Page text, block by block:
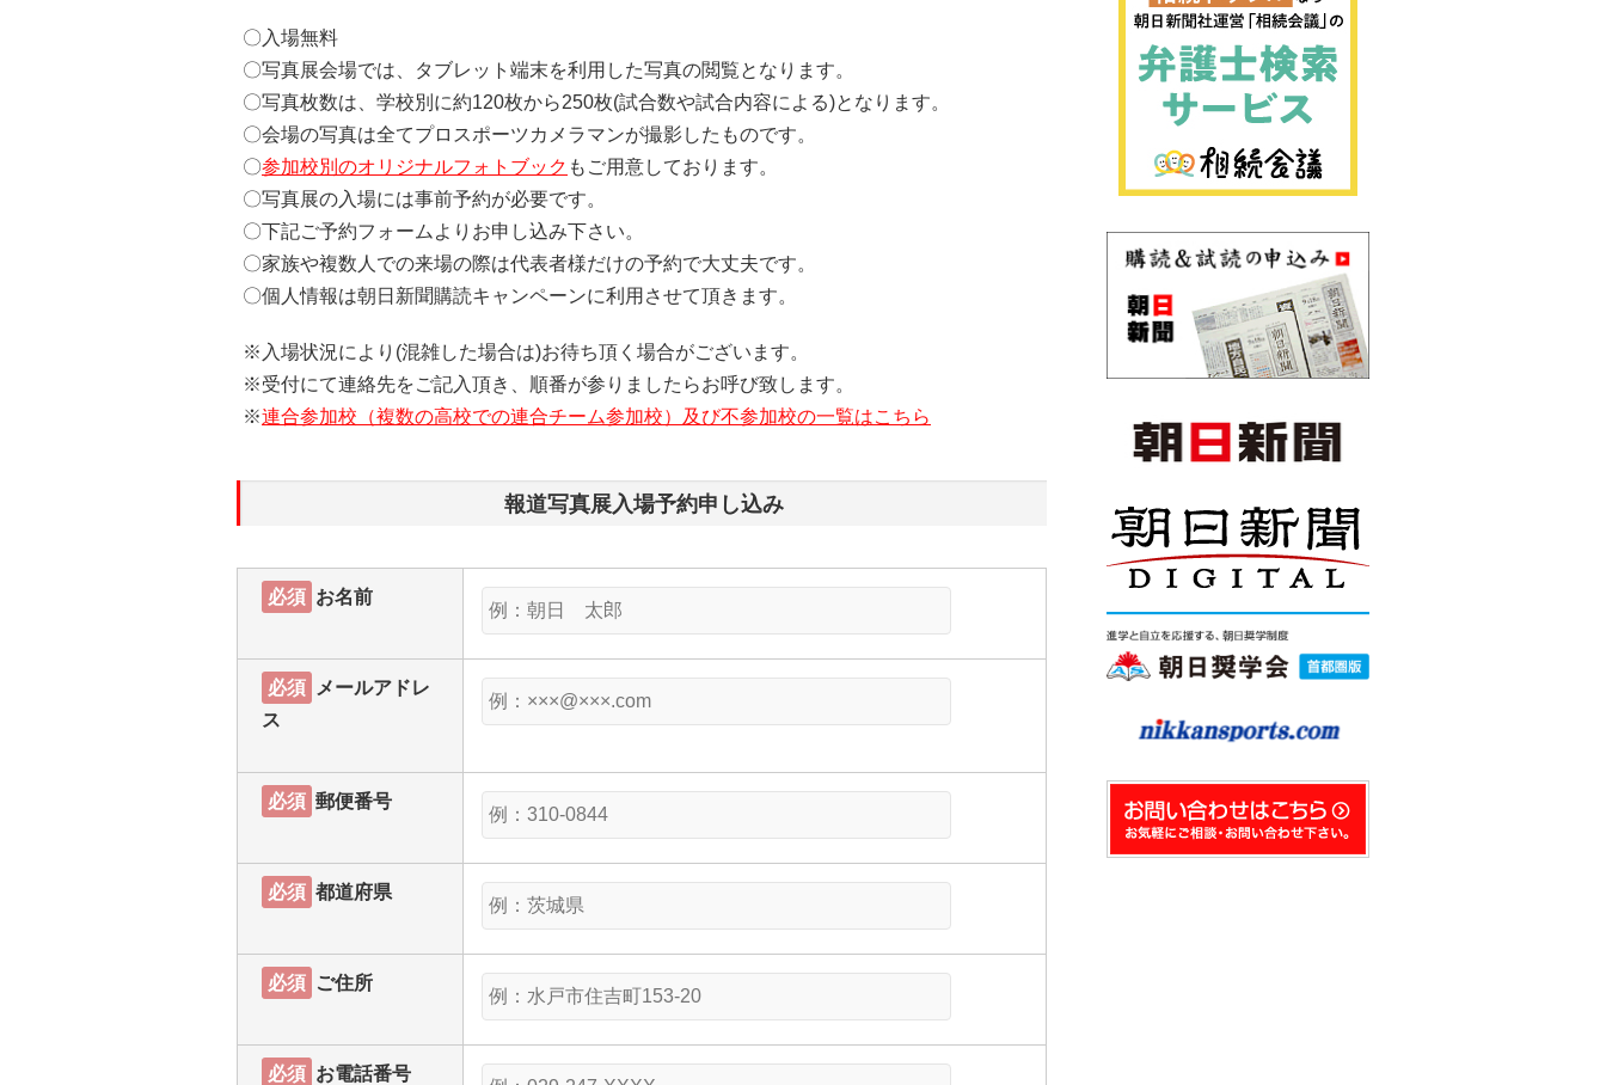
〇入場無料
〇写真展会場では、タブレット端末を利用した写真の閲覧となります。
〇写真枚数は、学校別に約120枚から250枚(試合数や試合内容による)となります。
〇会場の写真は全てプロスポーツカメラマンが撮影したものです。
〇参加校別のオリジナルフォトブック もご用意しております。
〇写真展の入場には事前予約が必要です。
〇下記ご予約フォームよりお申し込み下さい。
〇家族や複数人での来場の際は代表者様だけの予約で大丈夫です。
〇個人情報は朝日新聞購読キャンペーンに利用させて頂きます。
※入場状況により(混雑した場合は)お待ち頂く場合がございます。
※受付にて連絡先をご記入頂き、順番が参りましたらお呼び致します。
※連合参加校（複数の高校での連合チーム参加校）及び不参加校の一覧はこちら
報道写真展入場予約申し込み
必須 お名前
必須
メールアドレ
ス
必須 郵便番号
必須 都道府県
必須 ご住所
必須 お電話番号